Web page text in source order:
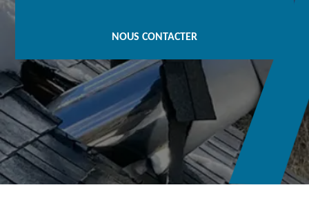
NOUS CONTACTER